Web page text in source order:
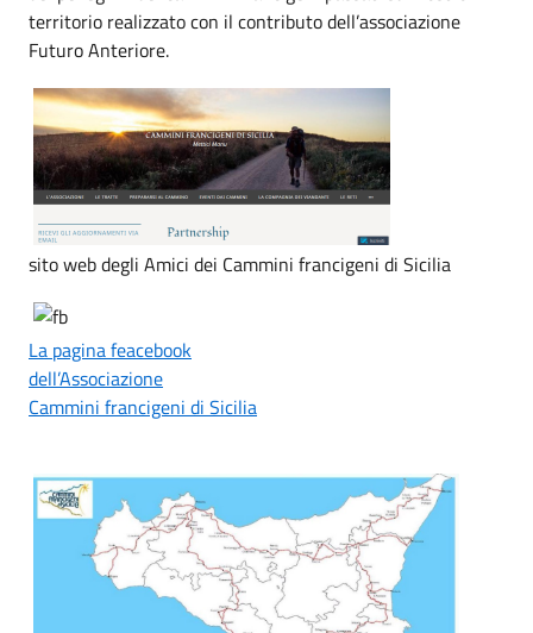
territorio realizzato con il contributo dell’associazione
Futuro Anteriore.
sito web degli Amici dei Cammini francigeni di Sicilia
La pagina feacebook
dell’Associazione
Cammini francigeni di Sicilia